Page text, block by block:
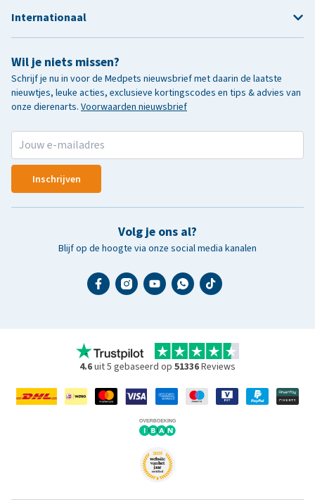
Wil je niets missen?
Schrijf je nu in voor de Medpets nieuwsbrief met daarin de laatste
nieuwtjes, leuke acties, exclusieve kortingscodes en tips & advies van
onze dierenarts. Voorwaarden nieuwsbrief
Inschrijven
Volg je ons al?
Blijf op de hoogte via onze social media kanalen
Internationaal
4.6uit 5 gebaseerd op 51336Reviews